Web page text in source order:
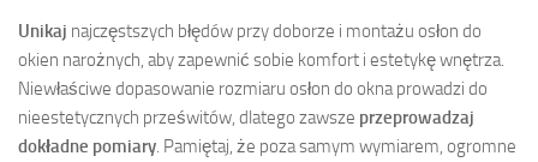
Unikaj najczęstszych błędów przy doborze i montażu osłon do
okien narożnych, aby zapewnić sobie komfort i estetykę wnętrza.
Niewłaściwe dopasowanie rozmiaru osłon do okna prowadzi do
nieestetycznych prześwitów, dlatego zawsze przeprowadzaj
dokładne pomiary. Pamiętaj, że poza samym wymiarem, ogromne